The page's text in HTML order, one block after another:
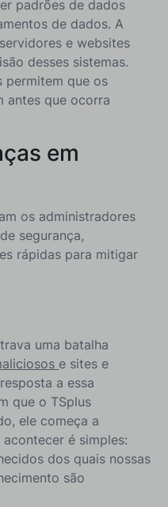
padrões de dados
de dados. A
e websites
desses sistemas.
permitem que os
antes que ocorra
em
os administradores
segurança,
rápidas para mitigar
uma batalha
e sites e
a essa
que o TSplus
ele começa a
é simples:
dos quais nossas
são